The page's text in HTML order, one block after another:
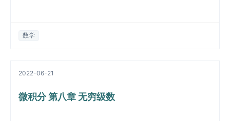
数学
2022-06-21
微积分 第八章 无穷级数